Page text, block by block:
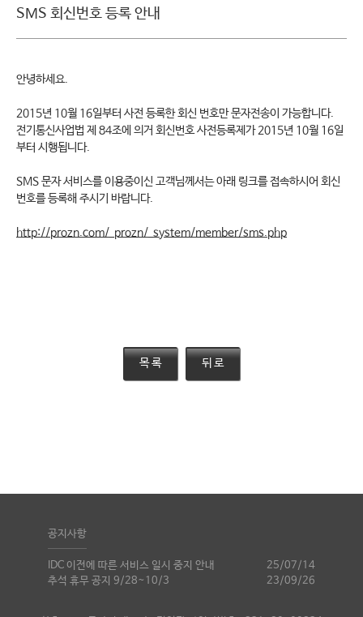
SMS 회신번호 등록 안내
안녕하세요.
2015년 10월 16일부터 사전 등록한 회신 번호만 문자전송이 가능합니다.
전기통신사업법 제 84조에 의거 회신번호 사전등록제가 2015년 10월 16일
부터 시행됩니다.
SMS 문자 서비스를 이용중이신 고객님께서는 아래 링크를 접속하시어 회신
번호를 등록해 주시기 바랍니다.
http://prozn.com/_prozn/_system/member/sms.php
공지사항
IDC 이전에 따른 서비스 일시 중지 안내
25/07/14
추석 휴무 공지 9/28~10/3
23/09/26